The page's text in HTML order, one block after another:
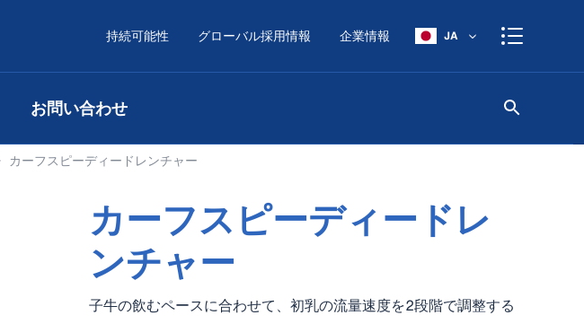
持続可能性 グローバル採用情報 企業情報 JA
お問い合わせ
カーフスピーディードレンチャー
カーフスピーディードレ
ンチャー
子牛の飲むペースに合わせて、初乳の流量速度を2段階で調整する